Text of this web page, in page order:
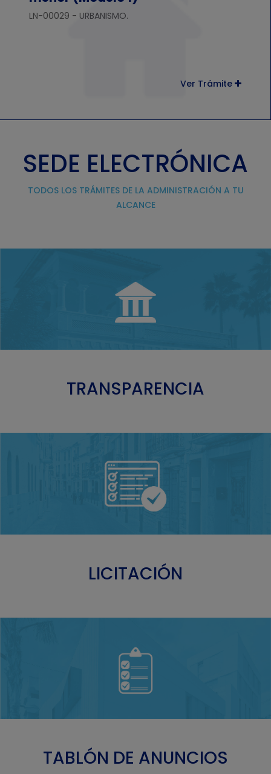
LN-00029 - URBANISMO.
Ver Trámite
SEDE ELECTRÓNICA
TODOS LOS TRÁMITES DE LA ADMINISTRACIÓN A TU
ALCANCE
TRANSPARENCIA
LICITACIÓN
TABLÓN DE ANUNCIOS